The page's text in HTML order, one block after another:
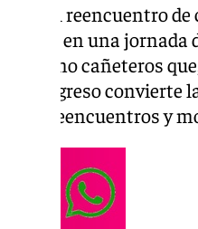
el reencuentro
en una
como cañeteros
Su regreso convierte
reencuentros y